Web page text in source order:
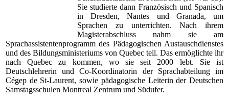
Sie studierte dann Französisch und Spanisch
in Dresden, Nantes und Granada, um
Sprachen zu unterrichten. Nach ihrem
Magisterabschluss nahm sie am
Sprachassistentenprogramm des Pädagogischen Austauschdienstes
und des Bildungsministeriums von Quebec teil. Das ermöglichte ihr
nach Quebec zu kommen, wo sie seit 2000 lebt. Sie ist
Deutschlehrerin und Co-Koordinatorin der Sprachabteilung im
Cégep de St-Laurent, sowie pädagogische Leiterin der Deutschen
Samstagsschulen Montreal Zentrum und Südufer.